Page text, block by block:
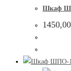
Шкаф
1450,00